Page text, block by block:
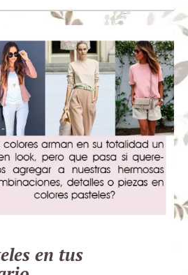
en tus